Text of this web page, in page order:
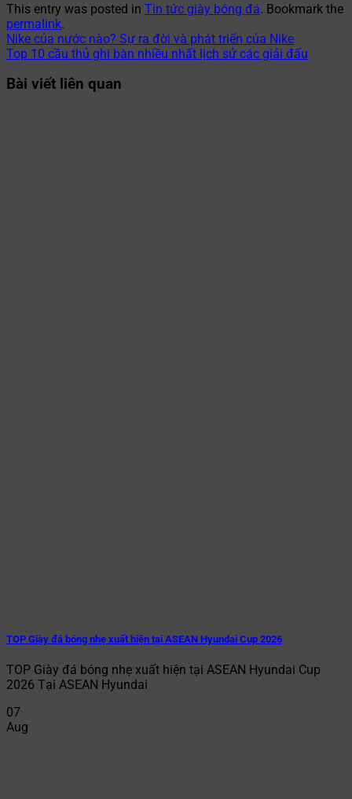
This entry was posted in Tin tức giày bóng đá. Bookmark the
permalink.
Nike của nước nào? Sự ra đời và phát triển của Nike
Top 10 cầu thủ ghi bàn nhiều nhất lịch sử các giải đấu
Bài viết liên quan
TOP Giày đá bóng nhẹ xuất hiện tại ASEAN Hyundai Cup 2026
TOP Giày đá bóng nhẹ xuất hiện tại ASEAN Hyundai Cup
2026 Tại ASEAN Hyundai
07
Aug